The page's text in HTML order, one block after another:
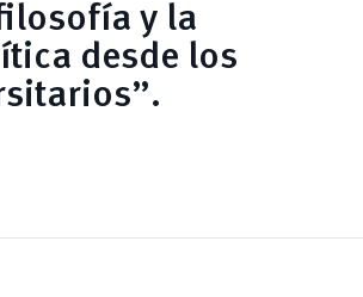
y la
desde los